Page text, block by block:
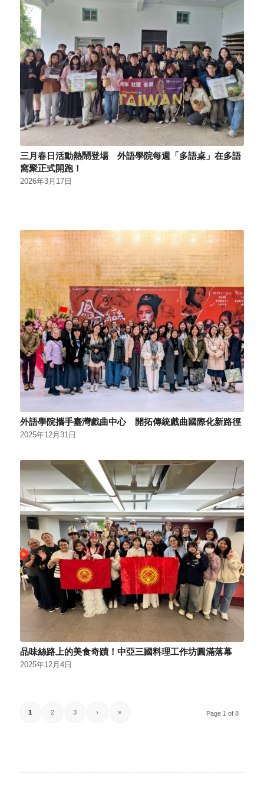
三月春日活動熱鬧登場 外語學院每週「多語桌」在多語
窩聚正式開跑！
2026年3月17日
外語學院攜手臺灣戲曲中心 開拓傳統戲曲國際化新路徑
2025年12月31日
品味絲路上的美食奇蹟！中亞三國料理工作坊圓滿落幕
2025年12月4日
Page 1 of 8
1 2 3 › »